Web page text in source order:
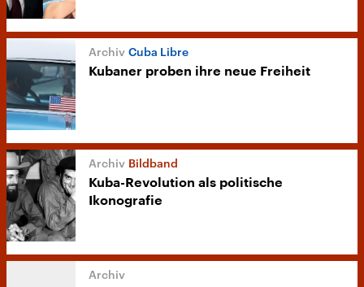
Cuba Libre
Kubaner proben ihre neue Freiheit
Bildband
Kuba-Revolution als politische
Ikonografie